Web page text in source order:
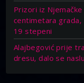
Prizori iz
centimetara grada,
19 stepeni
Alajbegović prije
dresu, dalo se